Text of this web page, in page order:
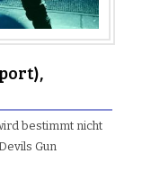
bestimmt nicht
Gun